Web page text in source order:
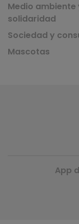
Medio ambiente
solidaridad
Sociedad y
Mascotas
App